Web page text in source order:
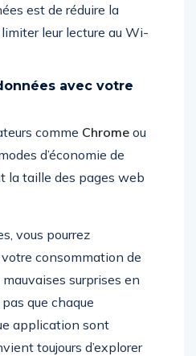
est de réduire la
leur lecture au Wi-
avec votre
comme Chrome ou
d’économie de
la taille des pages web
vous pourrez
consommation de
surprises en
que chaque
application sont
toujours d’explorer